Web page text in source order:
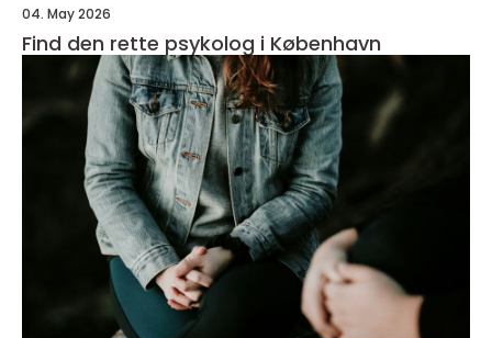
04. May 2026
Find den rette psykolog i København